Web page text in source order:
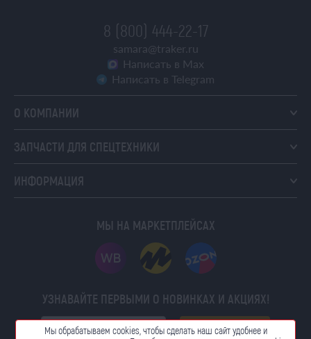
8 (800) 444-22-17
samara@traker.ru
Написать в Max
Написать в Telegram
О КОМПАНИИ
ЗАПЧАСТИ ДЛЯ СПЕЦТЕХНИКИ
ИНФОРМАЦИЯ
МЫ НА МАРКЕТПЛЕЙСАХ
УЗНАВАЙТЕ ПЕРВЫМИ О НОВИНКАХ И АКЦИЯХ!
ПОДПИСАТЬСЯ
Мы обрабатываем cookies, чтобы сделать наш сайтудобнее и